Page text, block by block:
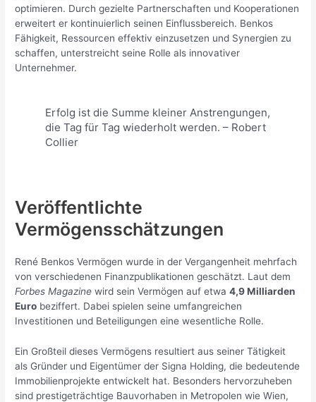
optimieren. Durch gezielte Partnerschaften und Kooperationen
erweitert er kontinuierlich seinen Einflussbereich. Benkos
Fähigkeit, Ressourcen effektiv einzusetzen und Synergien zu
schaffen, unterstreicht seine Rolle als innovativer
Unternehmer.
Erfolg ist die Summe kleiner Anstrengungen,
die Tag für Tag wiederholt werden. – Robert
Collier
Veröffentlichte
Vermögensschätzungen
René Benkos Vermögen wurde in der Vergangenheit mehrfach
von verschiedenen Finanzpublikationen geschätzt. Laut dem
Forbes Magazine wird sein Vermögen auf etwa4,9 Milliarden
Euro beziffert. Dabei spielen seine umfangreichen
Investitionen und Beteiligungen eine wesentliche Rolle.
Ein Großteil dieses Vermögens resultiert aus seiner Tätigkeit
als Gründer und Eigentümer der Signa Holding, die bedeutende
Immobilienprojekte entwickelt hat. Besonders hervorzuheben
sind prestigeträchtige Bauvorhaben in Metropolen wie Wien,